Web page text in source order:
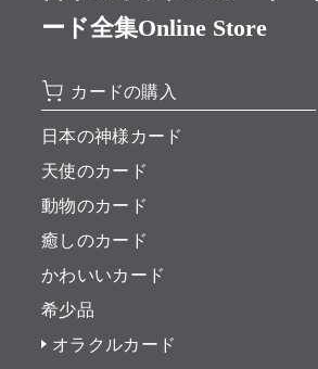
ード全集Online Store
カードの購入
日本の神様カード
天使のカード
動物のカード
癒しのカード
かわいいカード
希少品
オラクルカード